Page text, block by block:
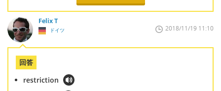
Felix T
ドイツ 2018/11/19 11:10
回答
restriction